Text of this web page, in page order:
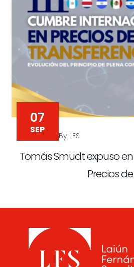
07
SEP
By LFS
Tomás Smudt expuso
Precios de